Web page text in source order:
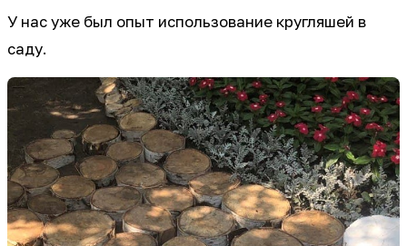
У нас уже был опыт использование кругляшей в
саду.